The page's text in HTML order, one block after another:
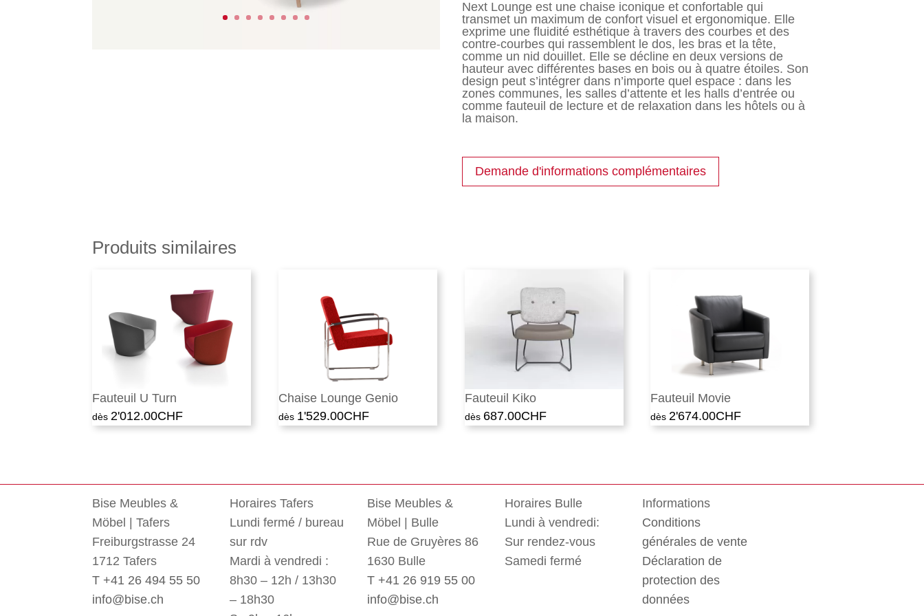
Next Lounge est une chaise iconique et confortable qui
transmet un maximum de confort visuel et ergonomique. Elle
exprime une fluidité esthétique à travers des courbes et des
contre-courbes qui rassemblent le dos, les bras et la tête,
comme un nid douillet. Elle se décline en deux versions de
hauteur avec différentes bases en bois ou à quatre étoiles. Son
design peut s’intégrer dans n’importe quel espace : dans les
zones communes, les salles d’attente et les halls d’entrée ou
comme fauteuil de lecture et de relaxation dans les hôtels ou à
la maison.
Demande d'informations complémentaires
Produits similaires
Fauteuil U Turn
2'012.00CHF
Chaise Lounge Genio
1'529.00CHF
Fauteuil Kiko
687.00CHF
Fauteuil Movie
2'674.00CHF
Bise Meubles &
Möbel | Tafers
Freiburgstrasse 24
1712 Tafers
T +41 26 494 55 50
info@bise.ch
Horaires Tafers
Lundi fermé / bureau
sur rdv
Mardi à vendredi :
8h30 – 12h / 13h30
– 18h30
Bise Meubles &
Möbel | Bulle
Rue de Gruyères 86
1630 Bulle
T +41 26 919 55 00
info@bise.ch
Horaires Bulle
Lundi à vendredi:
Sur rendez-vous
Samedi fermé
Informations
Conditions
générales de vente
Déclaration de
protection des
données